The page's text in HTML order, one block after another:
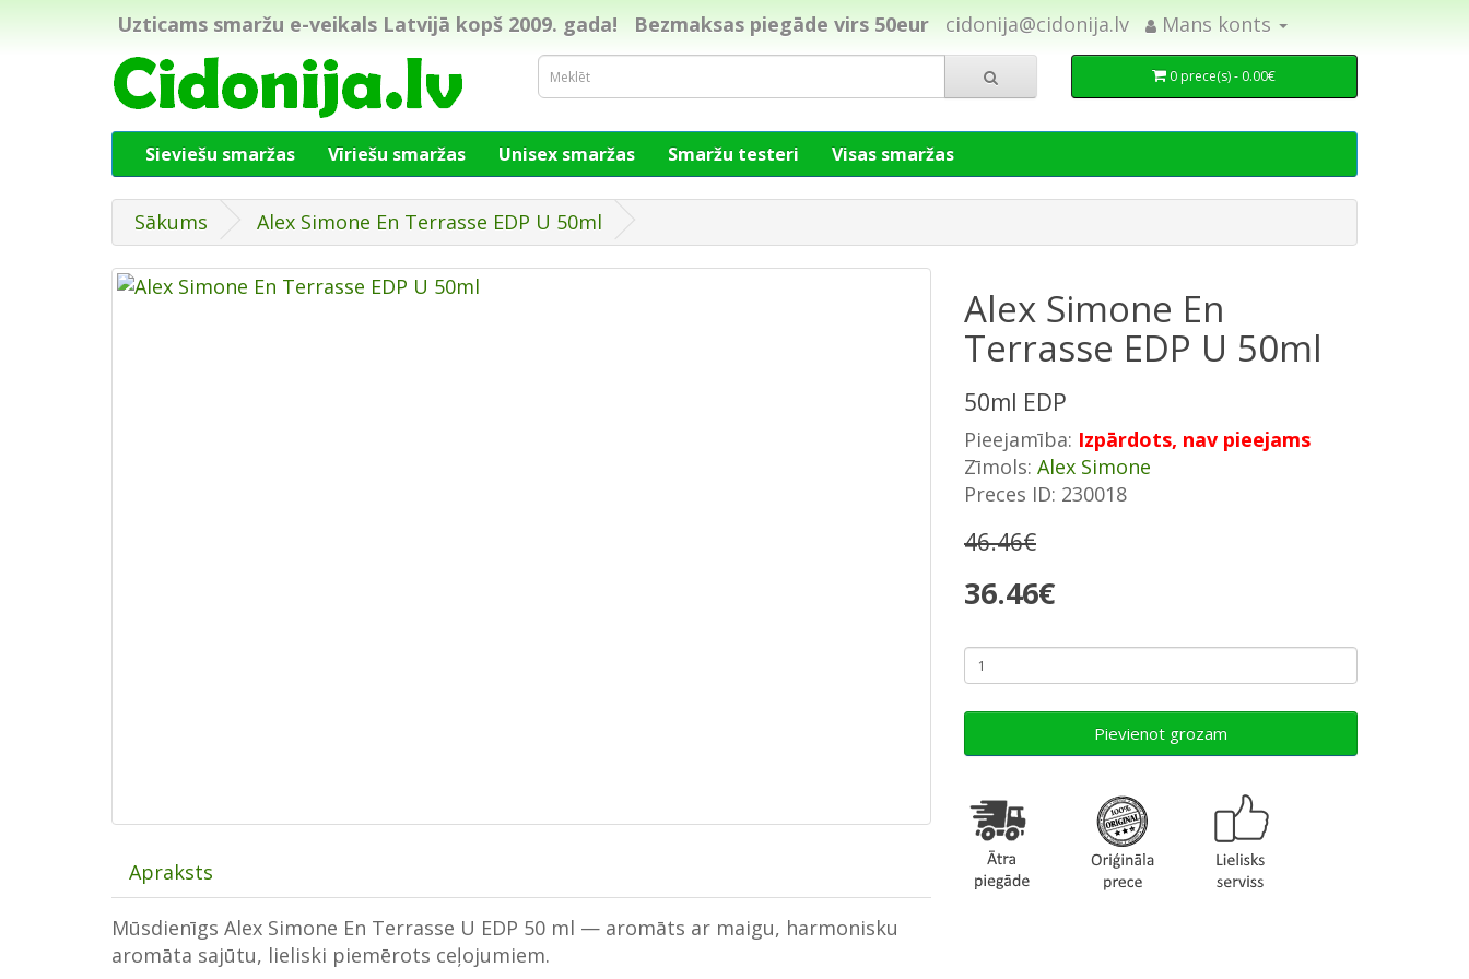
Uzticams smaržu e-veikals Latvijā kopš 2009. gada! Bezmaksas piegāde virs 50eur cidonija@cidonija.lv Mans konts
0 prece(s) - 0.00€
Sieviešu smaržas Vīriešu smaržas Unisex smaržas Smaržu testeri Visas smaržas
Sākums Alex Simone En Terrasse EDP U 50ml
Apraksts
Mūsdienīgs Alex Simone En Terrasse U EDP 50 ml — aromāts ar maigu, harmonisku
aromāta sajūtu, lieliski piemērots ceļojumiem.
Alex Simone En
Terrasse EDP U 50ml
50ml EDP
Pieejamība: Izpārdots, nav pieejams
Zīmols: Alex Simone
Preces ID: 230018
46.46€
36.46€
Pievienot grozam